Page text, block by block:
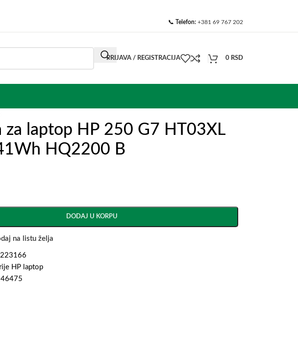
📞 Telefon: +381 69 767 202
PRIJAVA / REGISTRACIJA 0 RSD
za laptop HP 250 G7 HT03XL
HQ2200 B
DODAJ U KORPU
na listu želja
223166
HP laptop